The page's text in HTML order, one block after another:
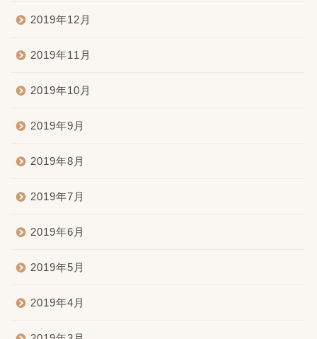
2019年12月
2019年11月
2019年10月
2019年9月
2019年8月
2019年7月
2019年6月
2019年5月
2019年4月